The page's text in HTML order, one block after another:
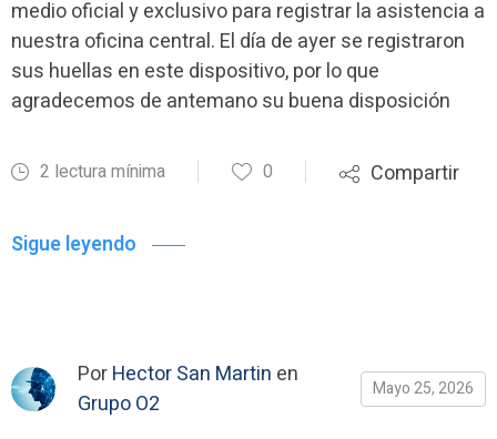
medio oficial y exclusivo para registrar la asistencia a
nuestra oficina central. El día de ayer se registraron
sus huellas en este dispositivo, por lo que
agradecemos de antemano su buena disposición
2 lectura mínima 0 Compartir
Sigue leyendo
PorHector San Martin en
Grupo O2
Mayo 25, 2026